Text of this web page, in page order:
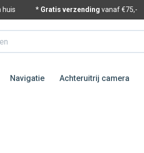
huis * Gratis verzending vanaf €75,-
Navigatie Achteruitrij camera